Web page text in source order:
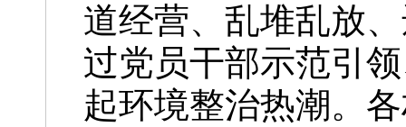
道经营、乱堆乱放
过党员干部示范引
起环境整治热潮。